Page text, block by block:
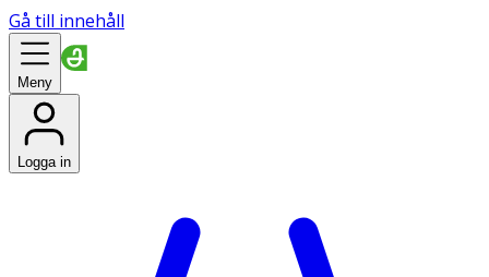
Gå till innehåll
Meny
Logga in